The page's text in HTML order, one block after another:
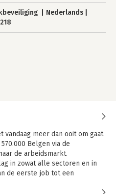
Nederlands
vandaag meer dan ooit om gaat.
Belgen via de
de arbeidsmarkt.
in zowat alle sectoren en in
de eerste job tot een